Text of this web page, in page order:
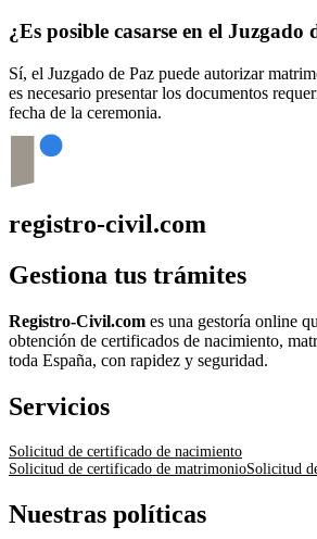
¿Es posible casarse en el Juzgado
Sí, el Juzgado de Paz puede autorizar
es necesario presentar los documentos
fecha de la ceremonia.
registro-civil.com
Gestiona tus trámites
Registro-Civil.com es una gestoría online
obtención de certificados de nacimiento,
toda España, con rapidez y seguridad.
Servicios
Solicitud de certificado de nacimiento
Solicitud de certificado de matrimonioSolicitud
Nuestras políticas